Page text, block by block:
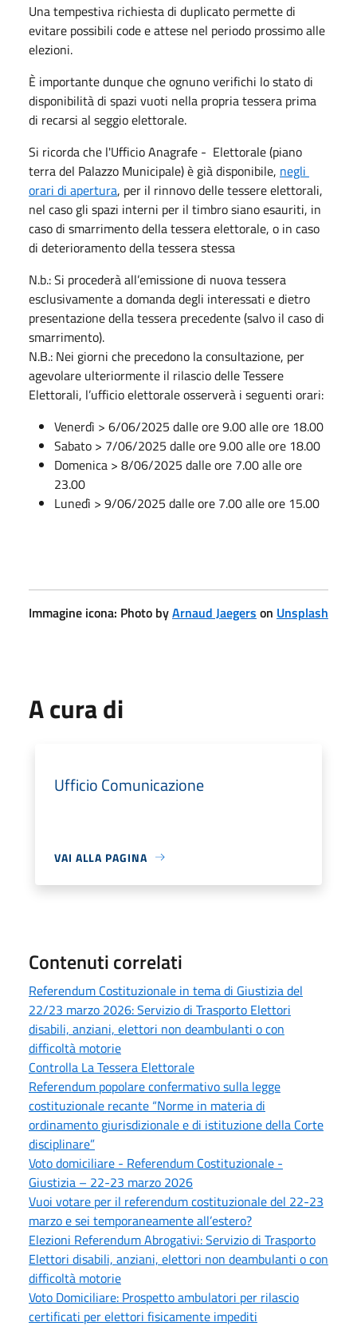
Una tempestiva richiesta di duplicato permette di
evitare possibili code e attese nel periodo prossimo alle
elezioni.
È importante dunque che ognuno verifichi lo stato di
disponibilità di spazi vuoti nella propria tessera prima
di recarsi al seggio elettorale.
Si ricorda che l'Ufficio Anagrafe - Elettorale (piano
terra del Palazzo Municipale) è già disponibile, negli
orari di apertura, per il rinnovo delle tessere elettorali,
nel caso gli spazi interni per il timbro siano esauriti, in
caso di smarrimento della tessera elettorale, o in caso
di deterioramento della tessera stessa
N.b.: Si procederà all’emissione di nuova tessera
esclusivamente a domanda degli interessati e dietro
presentazione della tessera precedente (salvo il caso di
smarrimento).
N.B.: Nei giorni che precedono la consultazione, per
agevolare ulteriormente il rilascio delle Tessere
Elettorali, l’ufficio elettorale osserverà i seguenti orari:
Venerdì > 6/06/2025 dalle ore 9.00 alle ore 18.00
Sabato > 7/06/2025 dalle ore 9.00 alle ore 18.00
Domenica > 8/06/2025 dalle ore 7.00 alle ore
23.00
Lunedì > 9/06/2025 dalle ore 7.00 alle ore 15.00
Immagine icona: Photo byArnaud Jaegers on Unsplash
A cura di
Ufficio Comunicazione
VAI ALLA PAGINA
Contenuti correlati
Referendum Costituzionale in tema di Giustizia del
22/23 marzo 2026: Servizio di Trasporto Elettori
disabili, anziani, elettori non deambulanti o con
difficoltà motorie
Controlla La Tessera Elettorale
Referendum popolare confermativo sulla legge
costituzionale recante “Norme in materia di
ordinamento giurisdizionale e di istituzione della Corte
disciplinare”
Voto domiciliare - Referendum Costituzionale -
Giustizia – 22-23 marzo 2026
Vuoi votare per il referendum costituzionale del 22-23
marzo e sei temporaneamente all’estero?
Elezioni Referendum Abrogativi: Servizio di Trasporto
Elettori disabili, anziani, elettori non deambulanti o con
difficoltà motorie
Voto Domiciliare: Prospetto ambulatori per rilascio
certificati per elettori fisicamente impediti